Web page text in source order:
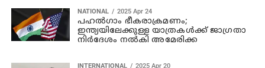
NATIONAL 2025 Apr 24
പഹല്‍ഗാം ഭീകരാക്രമണം;
ഇന്ത്യയിലേക്കുള്ള യാത്രകള്‍ക്ക് ജാഗ്രതാ
നിര്‍ദേശം നല്‍കി അമേരിക്ക
INTERNATIONAL 2025 Apr 20